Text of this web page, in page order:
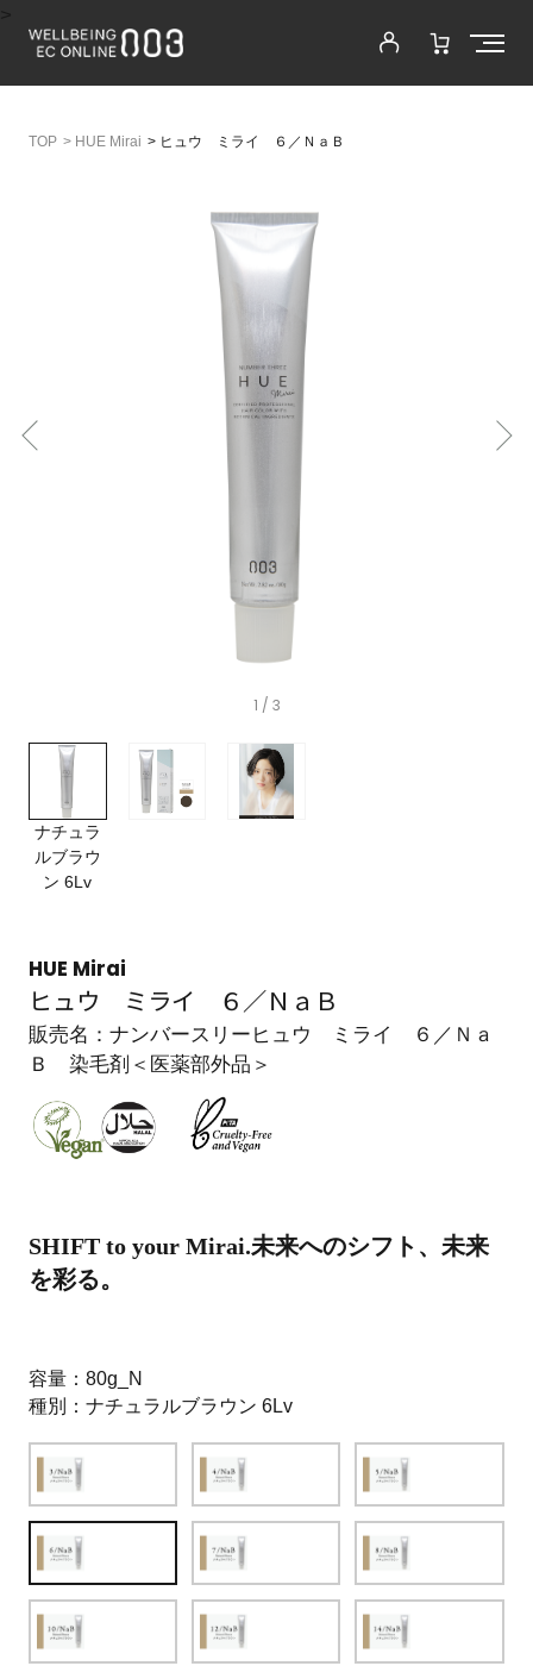
> HUE Mirai > ヒュウ ミライ ６／ＮａＢ
1 / 3
ナチュラ
ルブラウ
ン 6Lv
HUE Mirai
ヒュウ ミライ ６／ＮａＢ
販売名：ナンバースリーヒュウ ミライ ６／Ｎａ
Ｂ 染毛剤＜医薬部外品＞
SHIFT to your Mirai.未来へのシフト、未来
を彩る。
容量
80g_N
種別
ナチュラルブラウン 6Lv